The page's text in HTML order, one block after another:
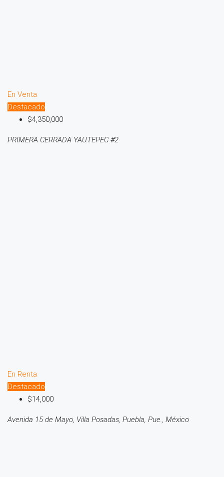
En Venta
Destacado
$4,350,000
PRIMERA CERRADA YAUTEPEC #2
En Renta
Destacado
$14,000
Avenida 15 de Mayo, Villa Posadas, Puebla, Pue., México